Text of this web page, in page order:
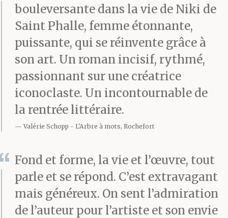
bouleversante dans la vie de Niki de
Saint Phalle, femme étonnante,
puissante, qui se réinvente grâce à
son art. Un roman incisif, rythmé,
passionnant sur une créatrice
iconoclaste. Un incontournable de
la rentrée littéraire.
Valérie Schopp L'Arbre à mots, Rochefort
Fond et forme, la vie et l’œuvre, tout
parle et se répond. C’est extravagant
mais généreux. On sent l’admiration
de l’auteur pour l’artiste et son envie